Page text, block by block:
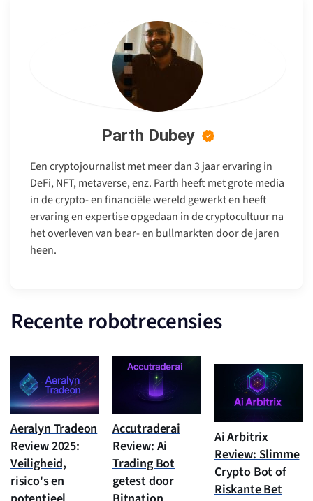
Parth Dubey
Een cryptojournalist met meer dan 3 jaar ervaring in
DeFi, NFT, metaverse, enz. Parth heeft met grote media
in de crypto- en financiële wereld gewerkt en heeft
ervaring en expertise opgedaan in de cryptocultuur na
het overleven van bear- en bullmarkten door de jaren
heen.
Recente robotrecensies
Aeralyn Tradeon
Review 2025:
Veiligheid,
risico's en
Accutraderai
Review: Ai
Trading Bot
getest door
Ai Arbitrix
Review: Slimme
Crypto Bot of
Riskante Bet